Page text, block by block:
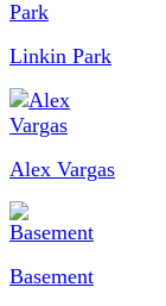
Linkin Park
Alex Vargas
Basement